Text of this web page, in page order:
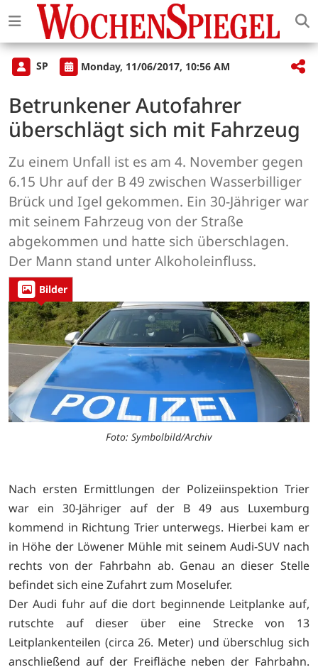
SP Monday, 11/06/2017, 10:56 AM
Betrunkener Autofahrer
überschlägt sich mit Fahrzeug
Zu einem Unfall ist es am 4. November gegen
6.15 Uhr auf der B 49 zwischen Wasserbilliger
Brück und Igel gekommen. Ein 30-Jähriger war
mit seinem Fahrzeug von der Straße
abgekommen und hatte sich überschlagen.
Der Mann stand unter Alkoholeinfluss.
Bilder
Foto: Symbolbild/Archiv
Nach ersten Ermittlungen der Polizeiinspektion Trier
war ein 30-Jähriger auf der B 49 aus Luxemburg
kommend in Richtung Trier unterwegs. Hierbei kam er
in Höhe der Löwener Mühle mit seinem Audi-SUV nach
rechts von der Fahrbahn ab. Genau an dieser Stelle
befindet sich eine Zufahrt zum Moselufer.
Der Audi fuhr auf die dort beginnende Leitplanke auf,
rutschte auf dieser über eine Strecke von 13
Leitplankenteilen (circa 26. Meter) und überschlug sich
anschließend auf der Freifläche neben der Fahrbahn.